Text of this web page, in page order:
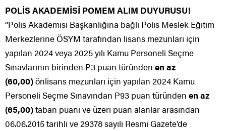
POLİS AKADEMİSİ POMEM ALIM DUYURUSU!
“Polis Akademisi Başkanlığına bağlı Polis Meslek Eğitim
Merkezlerine ÖSYM tarafından lisans mezunları için
yapılan 2024 veya 2025 yılı Kamu Personeli Seçme
Sınavlarının birinden P3 puan türünden en az
(60,00)önlisans mezunları için yapılan 2024 Kamu
Personeli Seçme Sınavından P93 puan türünden en az
(65,00)taban puanı ve üzeri puan alanlar arasından
06.06.2015 tarihli ve 29378 sayılı Resmi Gazete’de